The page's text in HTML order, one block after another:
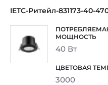
IETC-Ритейл-831173-40-
40 Вт
3000